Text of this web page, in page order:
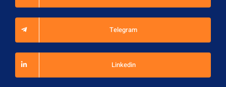
Telegram
Linkedin